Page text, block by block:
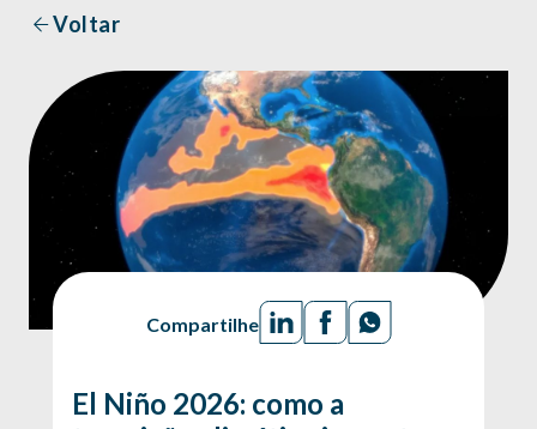
Voltar
Compartilhe
El Niño 2026: como a